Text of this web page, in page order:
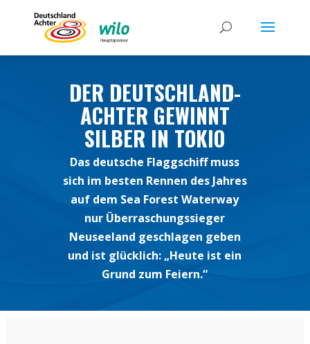
DER DEUTSCHLAND-
ACHTER GEWINNT
SILBER IN TOKIO
Das deutsche Flaggschiff muss
sich im besten Rennen des Jahres
auf dem Sea Forest Waterway
nur Überraschungssieger
Neuseeland geschlagen geben
und ist glücklich: „Heute ist ein
Grund zum Feiern.“